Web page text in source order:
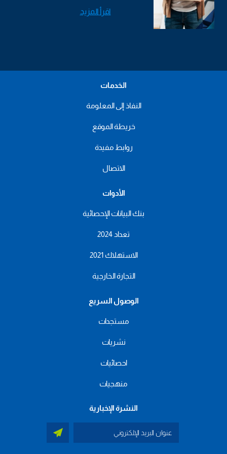
اقرأ المزيد
الخدمات
النفاذ إلى المعلومة
خريطة الموقع
روابط مفيدة
الاتصال
الأدوات
بنك البيانات الإحصائية
تعداد 2024
الاستهلاك 2021
التجارة الخارجية
الوصول السريع
مستجدات
نشريات
احصائيات
منهجيات
النشرة الإخبارية